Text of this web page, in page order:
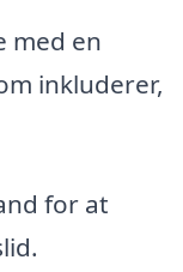
med en
inkluderer,
for at